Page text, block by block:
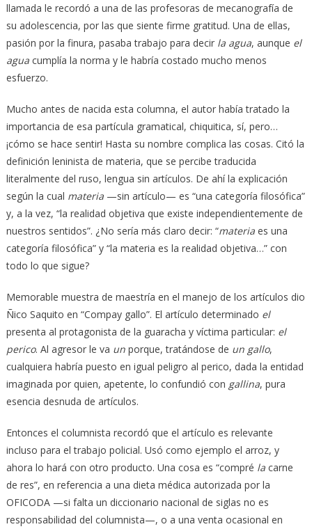
llamada le recordó a una de las profesoras de mecanografía de
su adolescencia, por las que siente firme gratitud. Una de ellas,
pasión por la finura, pasaba trabajo para decir la agua, aunque el
agua cumplía la norma y le habría costado mucho menos
esfuerzo.
Mucho antes de nacida esta columna, el autor había tratado la
importancia de esa partícula gramatical, chiquitica, sí, pero…
¡cómo se hace sentir! Hasta su nombre complica las cosas. Citó la
definición leninista de materia, que se percibe traducida
literalmente del ruso, lengua sin artículos. De ahí la explicación
según la cual materia—sin artículo— es “una categoría filosófica”
y, a la vez, “la realidad objetiva que existe independientemente de
nuestros sentidos”. ¿No sería más claro decir: “materia es una
categoría filosófica” y “la materia es la realidad objetiva…” con
todo lo que sigue?
Memorable muestra de maestría en el manejo de los artículos dio
Ñico Saquito en “Compay gallo”. El artículo determinado el
presenta al protagonista de la guaracha y víctima particular: el
perico. Al agresor le va unporque, tratándose de un gallo,
cualquiera habría puesto en igual peligro al perico, dada la entidad
imaginada por quien, apetente, lo confundió con gallina, pura
esencia desnuda de artículos.
Entonces el columnista recordó que el artículo es relevante
incluso para el trabajo policial. Usó como ejemplo el arroz, y
ahora lo hará con otro producto. Una cosa es “compré lacarne
de res”, en referencia a una dieta médica autorizada por la
OFICODA —si falta un diccionario nacional de siglas no es
responsabilidad del columnista—, o a una venta ocasional en